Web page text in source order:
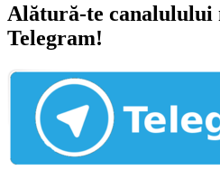
Alătură-te canalulului
Telegram!